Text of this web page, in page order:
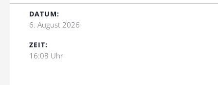
DATUM:
6. August 2026
ZEIT:
16:08 Uhr